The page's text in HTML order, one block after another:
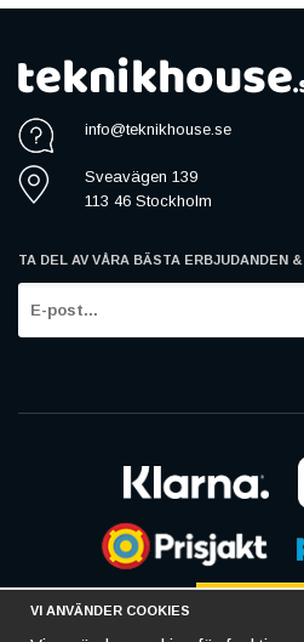
info@teknikhouse.se
Sveavägen 139
113 46 Stockholm
TA DEL AV VÅRA BÄSTA ERBJUDANDEN
VI ANVÄNDER COOKIES